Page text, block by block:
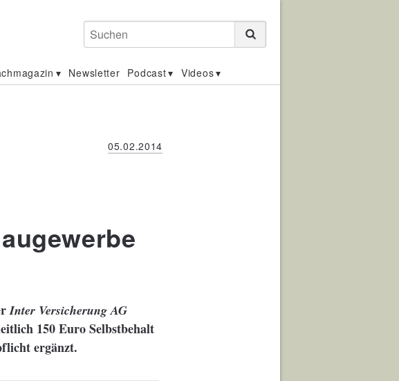
Suchen
Newsletter Podcast Videos
05.02.2014
Inter Versicherung AG
150 Euro Selbstbehalt
ergänzt.